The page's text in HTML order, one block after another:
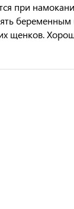
при
беременным
щенков.